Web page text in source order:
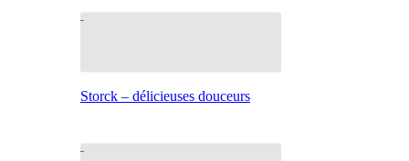
Storck – délicieuses douceurs